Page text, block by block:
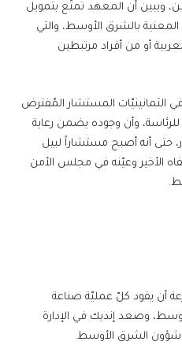
ويبين أن المعهد تمتّع بتمويل
بالشرق الأوسط، والتي
أو من أفراد مرتبطين
الثمانينيّات المستشار المُفترض
وأن وجوده يضمن رعاية
حتى أنه أصبح مستشاراً لبيل
في 1992 واصطفاه الأخير وعيّنه في مجلس الأمن
أن يقود كلّ عمليّة صناعة
وصعد إنديك في الإدارة
شؤون الشرق الأوسط.